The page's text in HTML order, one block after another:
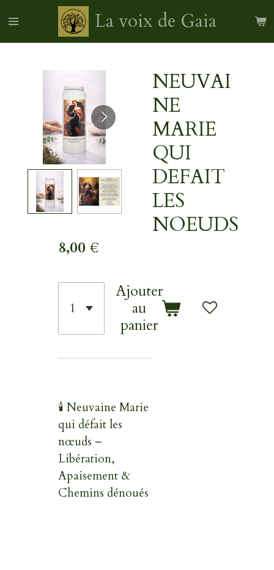
La voix de Gaia
NEUVAI
NE
MARIE
QUI
DEFAIT
LES
NOEUDS
8,00 €
Ajouter
au
panier
🕯️ Neuvaine Marie
qui défait les
nœuds –
Libération,
Apaisement &
Chemins dénoués